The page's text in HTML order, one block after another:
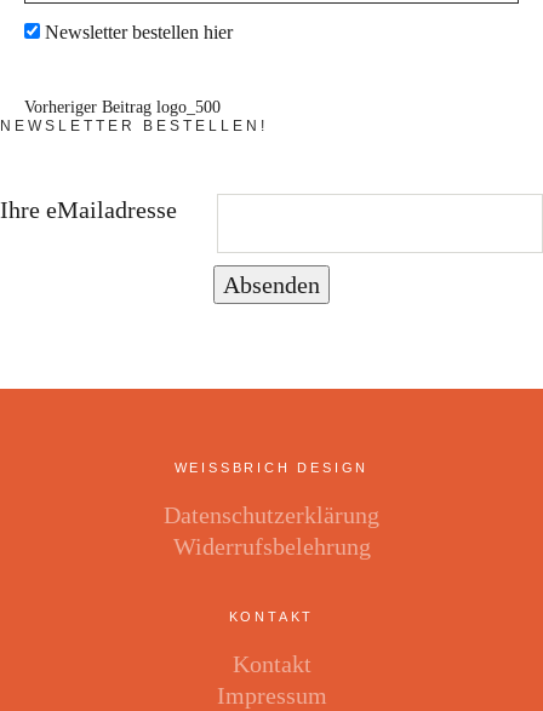
Newsletter bestellen hier
Vorheriger Beitrag logo_500
NEWSLETTER BESTELLEN!
Ihre eMailadresse
Absenden
WEISSBRICH DESIGN
Datenschutzerklärung
Widerrufsbelehrung
KONTAKT
Kontakt
Impressum